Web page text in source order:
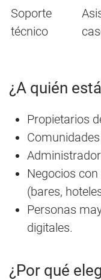
Soporte
técnico
¿A quién
Propietarios
Negocios
(bares,
Personas
digitales.
¿Por qué